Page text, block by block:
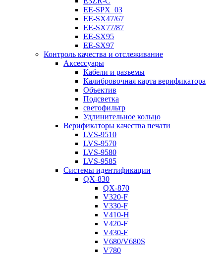
EE-SPX_03
EE-SX47/67
EE-SX77/87
EE-SX95
EE-SX97
Контроль качества и отслеживание
Аксессуары
Кабели и разъемы
Калибровочная карта верификатора
Объектив
Подсветка
светофильтр
Удлинительное кольцо
Верификаторы качества печати
LVS-9510
LVS-9570
LVS-9580
LVS-9585
Системы идентификации
QX-830
QX-870
V320-F
V330-F
V410-H
V420-F
V430-F
V680/V680S
V780